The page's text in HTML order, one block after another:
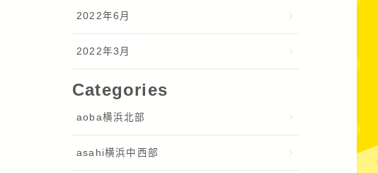
2022年6月
2022年3月
Categories
aoba横浜北部
asahi横浜中西部